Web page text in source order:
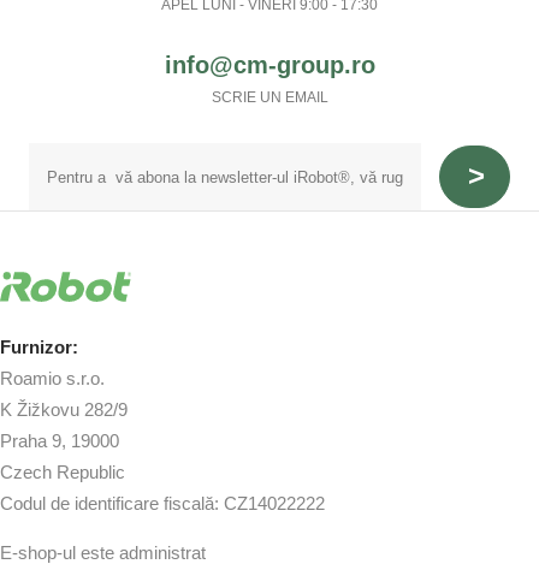
APEL LUNI - VINERI 9:00 - 17:30
info@cm-group.ro
SCRIE UN EMAIL
Furnizor:
Roamio s.r.o.
K Žižkovu 282/9
Praha 9, 19000
Czech Republic
Codul de identificare fiscală: CZ14022222
E-shop-ul este administrat